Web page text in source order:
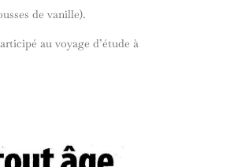
de vanille).
au voyage d’étude à